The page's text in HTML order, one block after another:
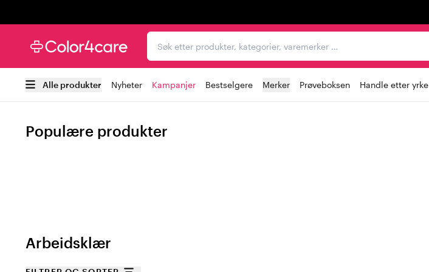
Søk etter produkter, kategorier, varemerker …
Alle produkter Nyheter Kampanjer Bestselgere Merker Prøveboksen Handle etter yrke
Populære produkter
Arbeidsklær